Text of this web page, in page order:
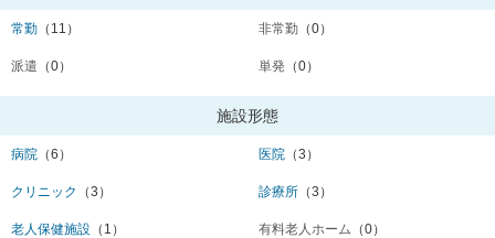
常勤 （11） 非常勤 （0）
派遣 （0） 単発 （0）
施設形態
病院 （6） 医院 （3）
クリニック （3） 診療所 （3）
老人保健施設 （1） 有料老人ホーム （0）